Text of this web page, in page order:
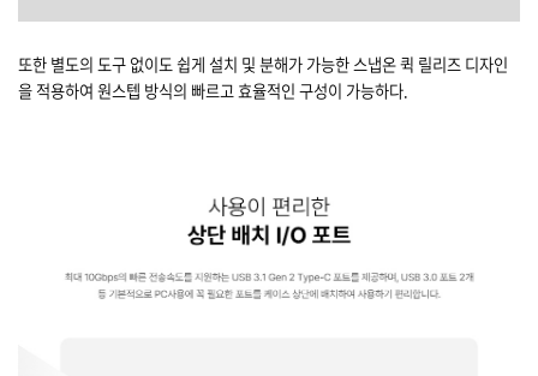
또한 별도의 도구 없이도 쉽게 설치 및 분해가 가능한 스냅온 퀵 릴리즈 디자인
을 적용하여 원스텝 방식의 빠르고 효율적인 구성이 가능하다.